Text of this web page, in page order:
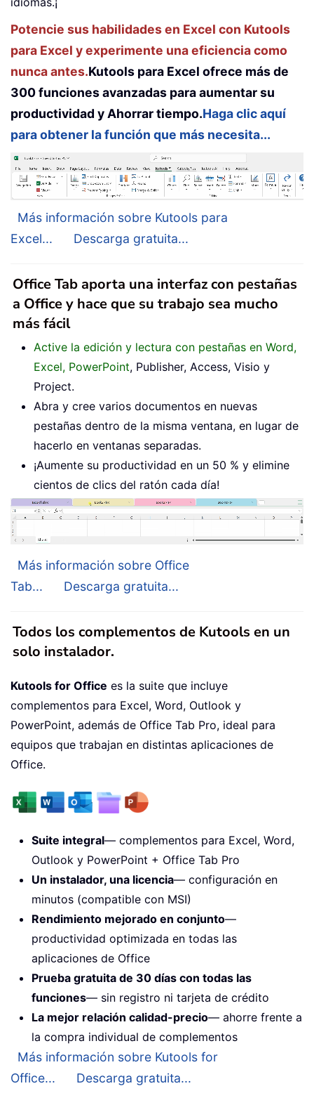
Potencie sus habilidades en Excel con Kutools
para Excel y experimente una eficiencia como
nunca antes.Kutools para Excel ofrece más de
300 funciones avanzadas para aumentar su
productividad y Ahorrar tiempo.Haga clic aquí
para obtener la función que más necesita...
Más información sobre Kutools para
Excel...
Descarga gratuita...
Office Tab aporta una interfaz con pestañas
a Office y hace que su trabajo sea mucho
más fácil
Active la edición y lectura con pestañas en Word,
Excel, PowerPoint, Publisher, Access, Visio y
Project.
Abra y cree varios documentos en nuevas
pestañas dentro de la misma ventana, en lugar de
hacerlo en ventanas separadas.
¡Aumente su productividad en un 50 % y elimine
cientos de clics del ratón cada día!
Más información sobre Office
Tab...
Descarga gratuita...
Todos los complementos de Kutools en un
solo instalador.
Kutools for Office es la suite que incluye
complementos para Excel, Word, Outlook y
PowerPoint, además de Office Tab Pro, ideal para
equipos que trabajan en distintas aplicaciones de
Office.
Suite integral— complementos para Excel, Word,
Outlook y PowerPoint + Office Tab Pro
Un instalador, una licencia— configuración en
minutos (compatible con MSI)
Rendimiento mejorado en conjunto—
productividad optimizada en todas las
aplicaciones de Office
Prueba gratuita de 30 días con todas las
funciones— sin registro ni tarjeta de crédito
La mejor relación calidad-precio— ahorre frente a
la compra individual de complementos
Más información sobre Kutools for
Office...
Descarga gratuita...